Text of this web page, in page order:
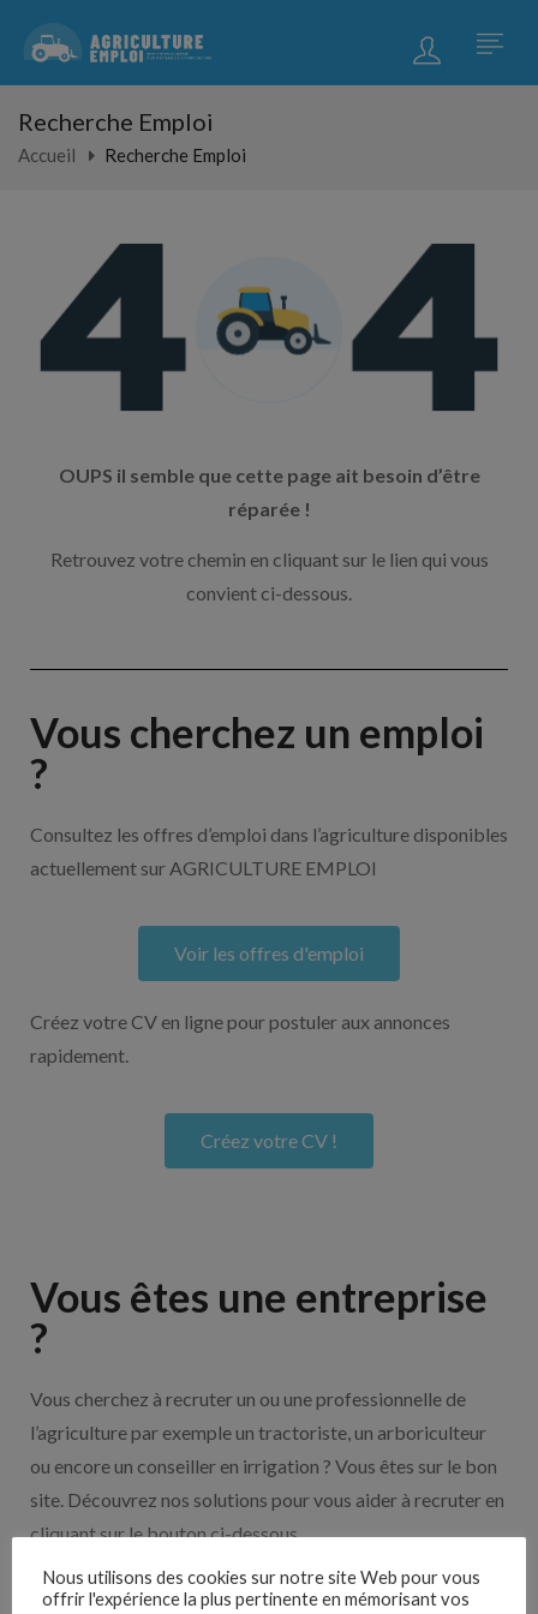
Recherche Emploi
Accueil Recherche Emploi
OUPS il semble que cette page ait besoin d’être
réparée !
Retrouvez votre chemin en cliquant sur le lien qui vous
convient ci-dessous.
Vous cherchez un emploi
?
Consultez les offres d’emploi dans l’agriculture disponibles
actuellement sur AGRICULTURE EMPLOI
Voir les offres d'emploi
Créez votre CV en ligne pour postuler aux annonces
rapidement.
Créez votre CV !
Vous êtes une entreprise
?
Vous cherchez à recruter un ou une professionnelle de
l’agriculture par exemple un tractoriste, un arboriculteur
ou encore un conseiller en irrigation ? Vous êtes sur le bon
site. Découvrez nos solutions pour vous aider à recruter en
cliquant sur le bouton ci-dessous.
Nos solutions entreprises
Nous utilisons des cookies sur notre site Web pour vous
offrir l'expérience la plus pertinente en mémorisant vos